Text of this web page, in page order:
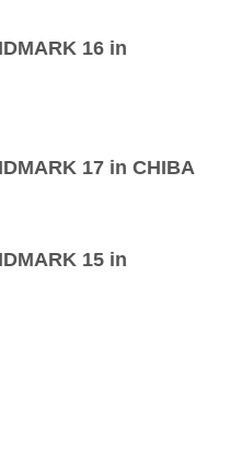
16 in
17 in CHIBA
15 in